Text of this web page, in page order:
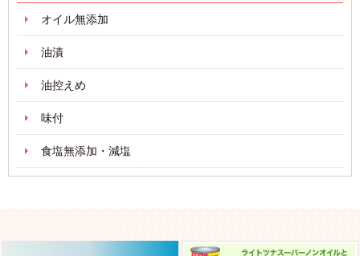
オイル無添加
油漬
油控えめ
味付
食塩無添加・減塩